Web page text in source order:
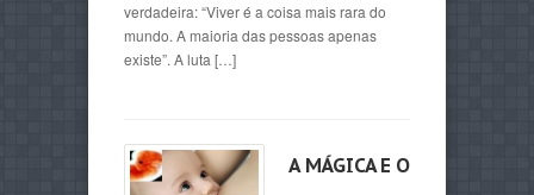
verdadeira: “Viver é a coisa mais rara do
mundo. A maioria das pessoas apenas
existe”. A luta […]
A MÁGICA E O